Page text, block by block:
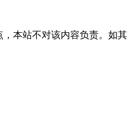
本站不对该内容负责。如其